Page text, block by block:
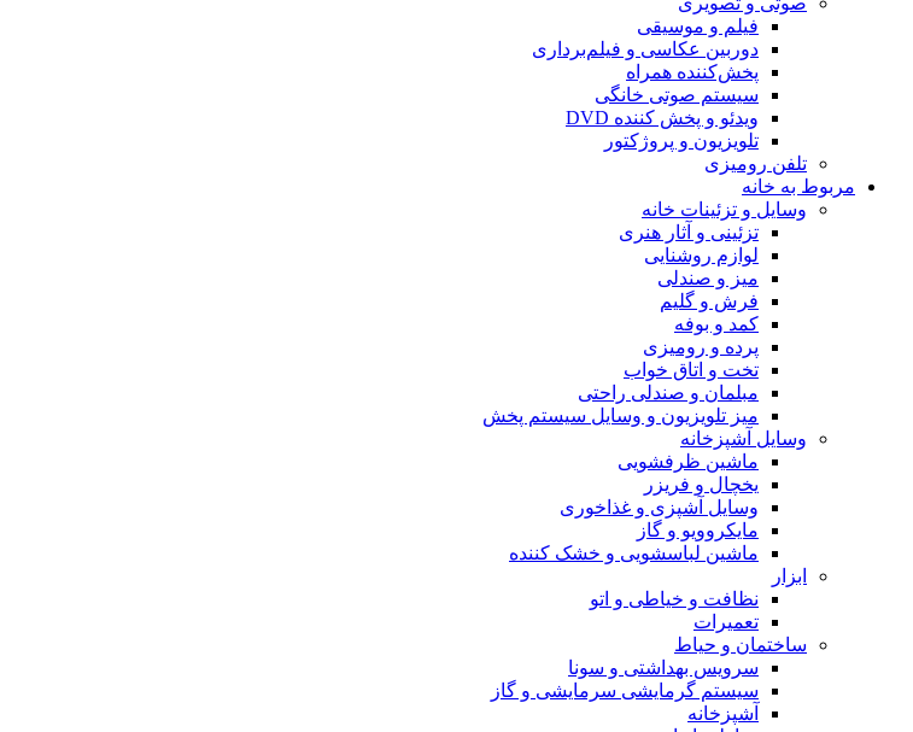
فیلم و موسیقی
دوربین عکاسی و فیلم‌برداری
پخش‌کننده همراه
سیستم صوتی خانگی
ویدئو و پخش کننده DVD
تلویزیون و پروژکتور
تلفن رومیزی
مربوط به خانه
وسایل و تزئینات خانه
تزئینی و آثار هنری
لوازم روشنایی
میز و صندلی
فرش و گلیم
کمد و بوفه
پرده و رومیزی
تخت و اتاق خواب
مبلمان و صندلی راحتی
میز تلویزیون و وسایل سیستم پخش
وسایل آشپزخانه
ماشین ظرفشویی
یخچال و فریزر
وسایل آشپزی و غذاخوری
مایکروویو و گاز
ماشین لباسشویی و خشک کننده
ابزار
نظافت و خیاطی و اتو
تعمیرات
ساختمان و حیاط
سرویس بهداشتی و سونا
سیستم گرمایشی سرمایشی و گاز
آشپزخانه